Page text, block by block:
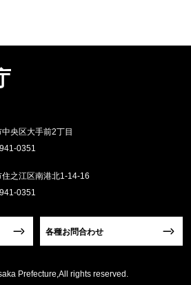
央区大手前2丁目
0351
之江区南港北1-14-16
0351
各種お問合わせ
Prefecture,All rights reserved.